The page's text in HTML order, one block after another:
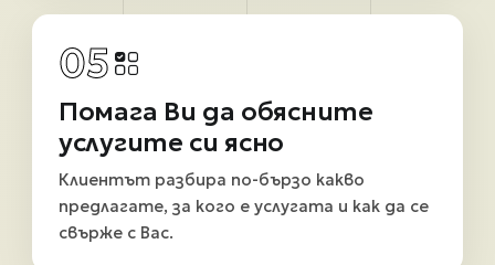
05
Помага Ви да обясните
услугите си ясно
Клиентът разбира по-бързо какво
предлагате, за кого е услугата и как да се
свърже с Вас.